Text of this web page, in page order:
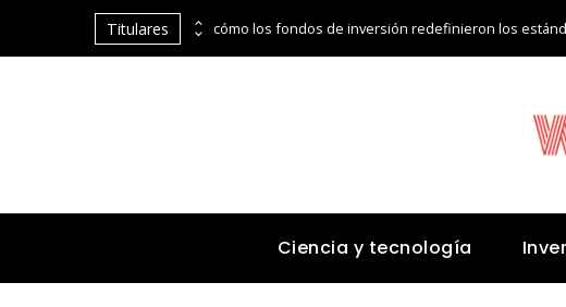
Titulares
Ciencia y tecnología